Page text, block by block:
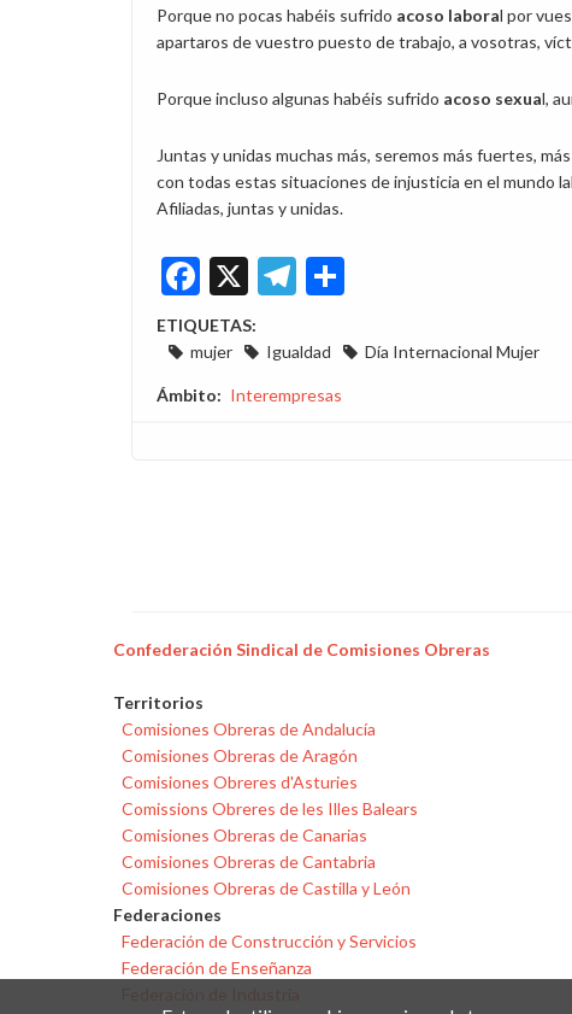
Porque no pocas habéis sufrido acoso laboral por
apartaros de vuestro puesto de trabajo, a vosotras,
Porque incluso algunas habéis sufrido acoso sexual,
Juntas y unidas muchas más, seremos más fuertes,
con todas estas situaciones de injusticia en el mundo
Afiliadas, juntas y unidas.
Facebook
X Telegram
ETIQUETAS:
mujer
Igualdad Día Internacional Mujer
Ámbito Interempresas
Confederación Sindical de Comisiones Obreras
Territorios
Comisiones Obreras de Andalucía
Comisiones Obreras de Aragón
Comisiones Obreres d'Asturies
Comissions Obreres de les Illes Balears
Comisiones Obreras de Canarias
Comisiones Obreras de Cantabria
Comisiones Obreras de Castilla y León
Federaciones
Federación de Construcción y Servicios
Federación de Enseñanza